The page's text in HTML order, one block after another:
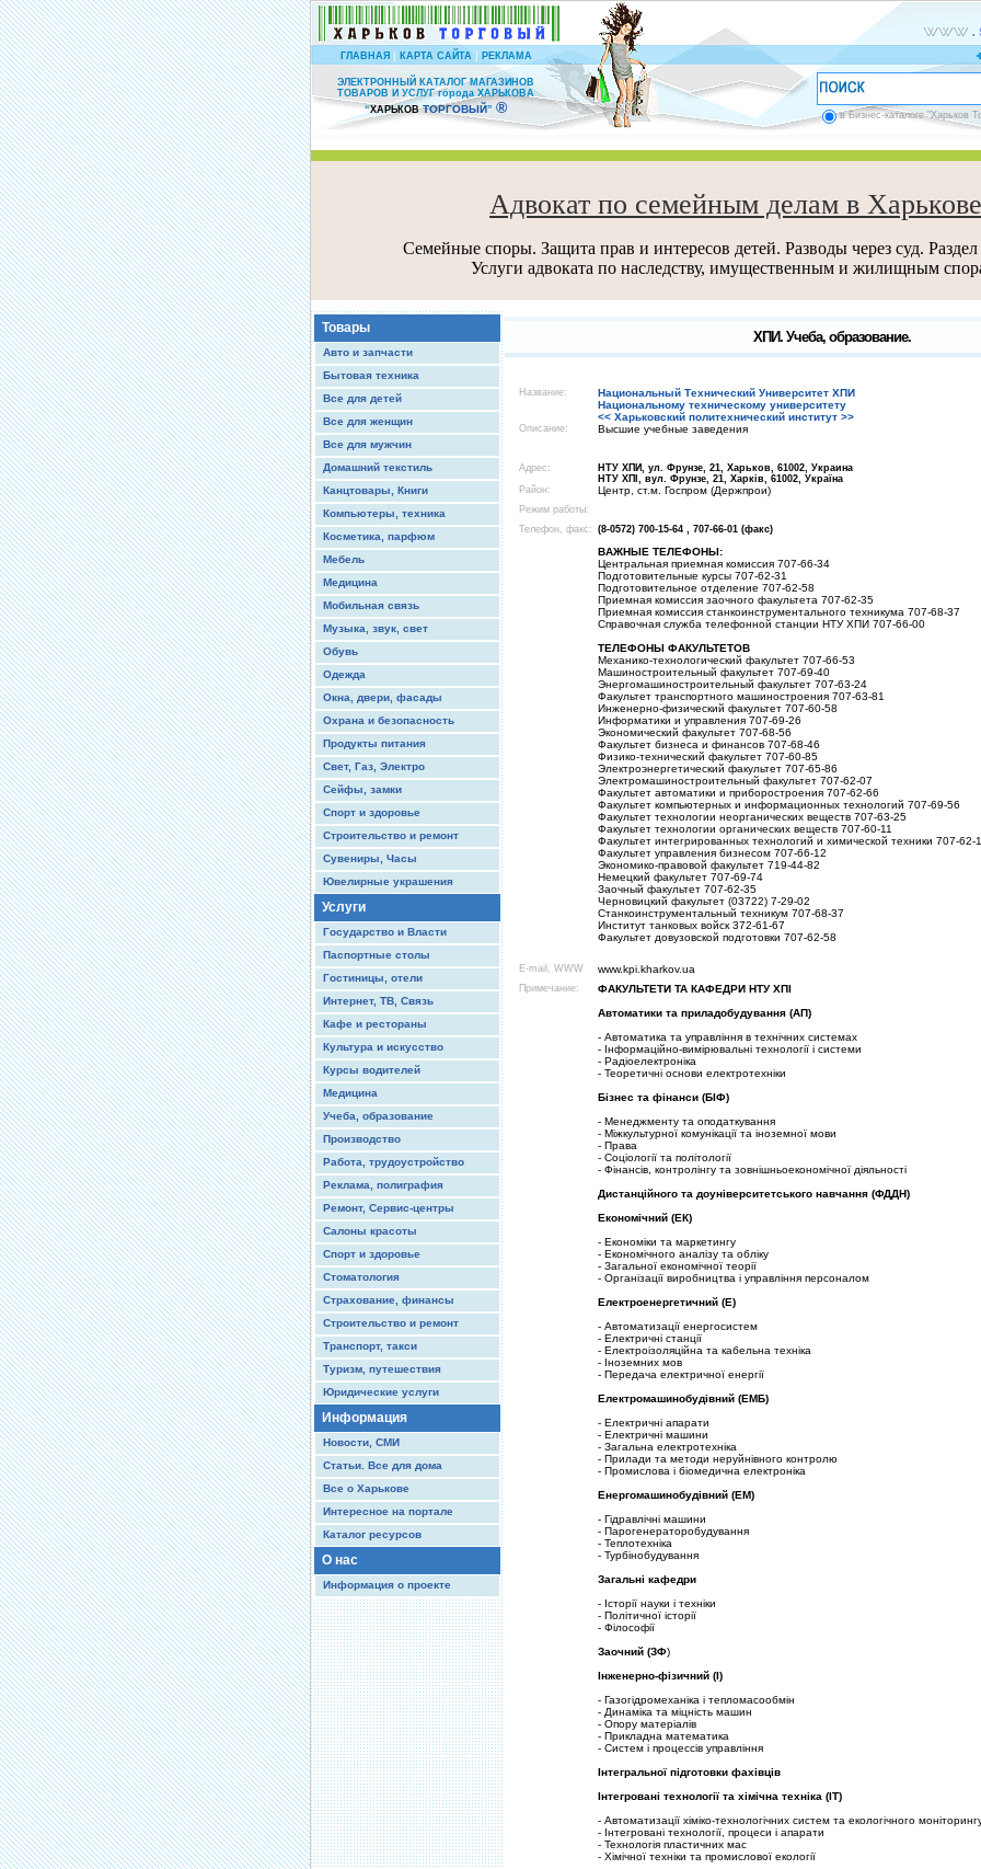
ГЛАВНАЯ| КАРТА САЙТА | РЕКЛАМА
ЭЛЕКТРОННЫЙ КАТАЛОГ МАГАЗИНОВ
ТОВАРОВ И УСЛУГ города ХАРЬКОВА
“ХАРЬКОВ ТОРГОВЫЙ” ® в Бизнес-каталоге "Харьков
Адвокат по семейным делам в Харькове
Семейные споры. Защита прав и интересов детей. Разводы через суд.
Услуги адвоката по наследству, имущественным и жилищным
Товары
Авто и запчасти
Бытовая техника
Все для детей
Все для женщин
Все для мужчин
Домашний текстиль
Канцтовары, Книги
Компьютеры, техника
Косметика, парфюм
Мебель
Медицина
Мобильная связь
Музыка, звук, свет
Обувь
Одежда
Окна, двери, фасады
Охрана и безопасность
Продукты питания
Свет, Газ, Электро
Сейфы, замки
Спорт и здоровье
Строительство и ремонт
Сувениры, Часы
Ювелирные украшения
Услуги
Государство и Власти
Паспортные столы
Гостиницы, отели
Интернет, ТВ, Связь
Кафе и рестораны
Культура и искусство
Курсы водителей
Медицина
Учеба, образование
Производство
Работа, трудоустройство
Реклама, полиграфия
Ремонт, Сервис-центры
Салоны красоты
Спорт и здоровье
Стоматология
Страхование, финансы
Строительство и ремонт
Транспорт, такси
Туризм, путешествия
Юридические услуги
Информация
Новости, СМИ
Статьи. Все для дома
Все о Харькове
Интересное на портале
Каталог ресурсов
О нас
Информация о проекте
ХПИ. Учеба, образование.
Название:
Национальный Технический Университет ХПИ
Национальному техническому университету
<< Харьковский политехнический институт >>
Описание: Высшие учебные заведения
Адрес:
НТУ ХПИ, ул. Фрунзе, 21, Харьков, 61002, Украина
НТУ ХПI, вул. Фрунзе, 21, Харкiв, 61002, Україна
Район:
Центр, ст.м. Госпром (Держпрои)
Режим работы:
Телефон, факс: (8-0572) 700-15-64 , 707-66-01 (факс)
ВАЖНЫЕ ТЕЛЕФОНЫ:
Центральная приемная комиссия 707-66-34
Подготовительные курсы 707-62-31
Подготовительное отделение 707-62-58
Приемная комиссия заочного факультета 707-62-35
Приемная комиссия станкоинструментального техникума 707-68-37
Справочная служба телефонной станции НТУ ХПИ 707-66-00
ТЕЛЕФОНЫ ФАКУЛЬТЕТОВ
Механико-технологический факультет 707-66-53
Машиностроительный факультет 707-69-40
Энергомашиностроительный факультет 707-63-24
Факультет транспортного машиностроения 707-63-81
Инженерно-физический факультет 707-60-58
Информатики и управления 707-69-26
Экономический факультет 707-68-56
Факультет бизнеса и финансов 707-68-46
Физико-технический факультет 707-60-85
Электроэнергетический факультет 707-65-86
Электромашиностроительный факультет 707-62-07
Факультет автоматики и приборостроения 707-62-66
Факультет компьютерных и информационных технологий 707-69-56
Факультет технологии неорганических веществ 707-63-25
Факультет технологии органических веществ 707-60-11
Факультет интегрированных технологий и химической техники 707-62-
Факультет управления бизнесом 707-66-12
Экономико-правовой факультет 719-44-82
Немецкий факультет 707-69-74
Заочный факультет 707-62-35
Черновицкий факультет (03722) 7-29-02
Станкоинструментальный техникум 707-68-37
Институт танковых войск 372-61-67
Факультет довузовской подготовки 707-62-58
E-mail, WWW www.kpi.kharkov.ua
Примечание:
ФАКУЛЬТЕТИ ТА КАФЕДРИ НТУ ХПI
Автоматики та приладобудування (АП)
- Автоматика та управлiння в технiчних системах
- Iнформацiйно-вимiрювальнi технологiї i системи
- Радiоелектронiка
- Теоретичнi основи електротехнiки
Бiзнес та фiнанси (БIФ)
- Менеджменту та оподаткування
- Мiжкультурної комунiкацiї та iноземної мови
- Права
- Соцiологiї та полiтологiї
- Фiнансiв, контролiнгу та зовнiшньоекономiчної дiяльностi
Дистанцiйного та доунiверситетського навчання (ФДДН)
Економiчний (ЕК)
- Економiки та маркетингу
- Економiчного аналiзу та облiку
- Загальної економiчної теорiї
- Органiзацiї виробництва i управлiння персоналом
Електроенергетичний (Е)
- Автоматизацiї енергосистем
- Електричнi станцiї
- Електроiзоляцiйна та кабельна технiка
- Iноземних мов
- Передача електричної енергiї
Електромашинобудiвний (ЕМБ)
- Електричнi апарати
- Електричнi машини
- Загальна електротехнiка
- Прилади та методи неруйнiвного контролю
- Промислова i бiомедична електронiка
Енергомашинобудiвний (ЕМ)
- Гiдравлiчнi машини
- Парогенераторобудування
- Теплотехнiка
- Турбiнобудування
Загальнi кафедри
- Iсторiї науки i технiки
- Полiтичної iсторiї
- Фiлософiї
Заочний (ЗФ)
Iнженерно-фiзичний (I)
- Газогiдромеханiка i тепломасообмiн
- Динамiка та мiцнiсть машин
- Опору матерiалiв
- Прикладна математика
- Систем i процессiв управлiння
Iнтегральної пiдготовки фахiвцiв
Iнтегрованi технологiї та хiмiчна технiка (IТ)
- Автоматизацiї хiмiко-технологiчних систем та екологiчного
- Iнтегрованi технологiї, процеси i апарати
- Технологiя пластичних мас
- Хiмiчної технiки та промислової екологiї